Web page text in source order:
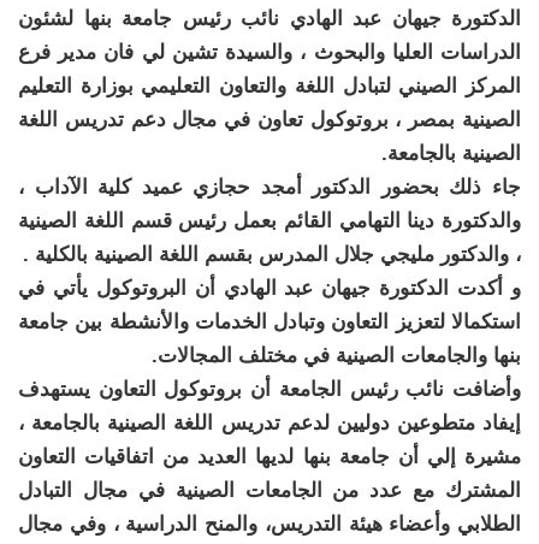
الدكتورة جيهان عبد الهادي نائب رئيس جامعة بنها لشئون
الدراسات العليا والبحوث ، والسيدة تشين لي فان مدير فرع
المركز الصيني لتبادل اللغة والتعاون التعليمي بوزارة التعليم
الصينية بمصر ، بروتوكول تعاون في مجال دعم تدريس اللغة
الصينية بالجامعة.
جاء ذلك بحضور الدكتور أمجد حجازي عميد كلية الآداب ،
والدكتورة دينا التهامي القائم بعمل رئيس قسم اللغة الصينية
، والدكتور مليجي جلال المدرس بقسم اللغة الصينية بالكلية .
و أكدت الدكتورة جيهان عبد الهادي أن البروتوكول يأتي في
استكمالا لتعزيز التعاون وتبادل الخدمات والأنشطة بين جامعة
بنها والجامعات الصينية في مختلف المجالات.
وأضافت نائب رئيس الجامعة أن بروتوكول التعاون يستهدف
إيفاد متطوعين دوليين لدعم تدريس اللغة الصينية بالجامعة ،
مشيرة إلي أن جامعة بنها لديها العديد من اتفاقيات التعاون
المشترك مع عدد من الجامعات الصينية في مجال التبادل
الطلابي وأعضاء هيئة التدريس، والمنح الدراسية ، وفي مجال